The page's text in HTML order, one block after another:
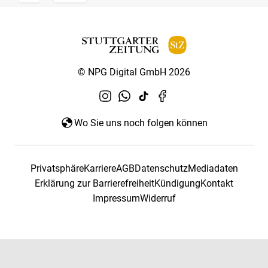
© NPG Digital GmbH 2026
Wo Sie uns noch folgen können
PrivatsphäreKarriereAGBDatenschutzMediadaten
Erklärung zur BarrierefreiheitKündigungKontakt
ImpressumWiderruf